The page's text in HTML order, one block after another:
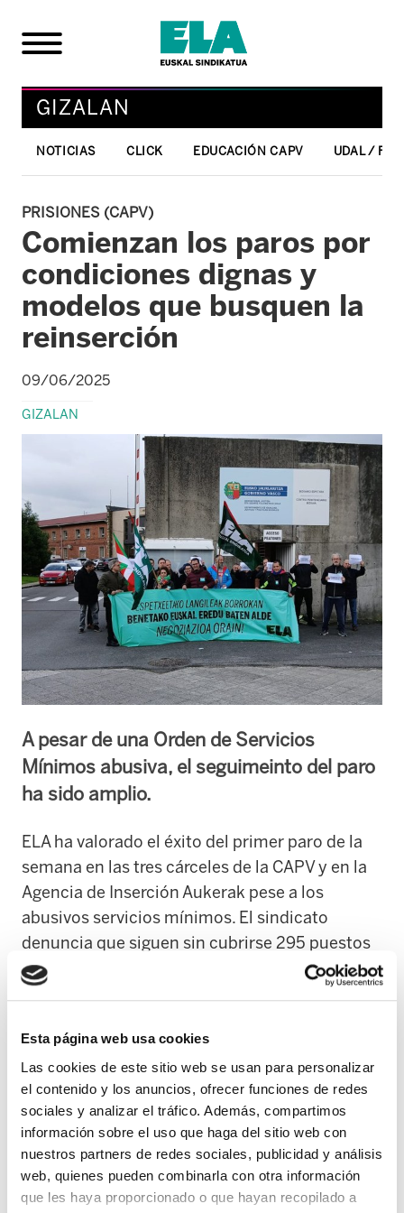
Esta página web usa cookies
Las cookies de este sitio web se usan para personalizar
el contenido y los anuncios, ofrecer funciones de redes
sociales y analizar el tráfico. Además, compartimos
información sobre el uso que haga del sitio web con
nuestros partners de redes sociales, publicidad y análisis
web, quienes pueden combinarla con otra información
que les haya proporcionado o que hayan recopilado a
GIZALAN
NOTICIAS CLICK EDUCACIÓN CAPV UDAL /
PRISIONES (CAPV)
Comienzan los paros por
condiciones dignas y
modelos que busquen la
reinserción
09/06/2025
GIZALAN
A pesar de una Orden de Servicios
Mínimos abusiva, el seguimeinto del paro
ha sido amplio.
ELA ha valorado el éxito del primer paro de la
semana en las tres cárceles de la CAPV y en la
Agencia de Inserción Aukerak pese a los
abusivos servicios mínimos. El sindicato
denuncia que siguen sin cubrirse 295 puestos
de trabajo, a pesar de que las personas internas
han aumentado un 40% y se han deteriorado
ELA ha criticado la actitud del Gobierno Vasco
a la hora de poner en marcha un Modelo Vasco
de Prisiones. El sindicato ha reivindicado en los
últimos seis años unas condiciones laborales
adecuadas, un sistema más humano,
euskaldun y un modelo que tenga como